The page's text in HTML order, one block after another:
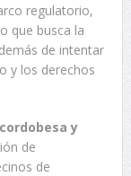
regulatorio,
que busca la
de intentar
y los derechos
y
de
de